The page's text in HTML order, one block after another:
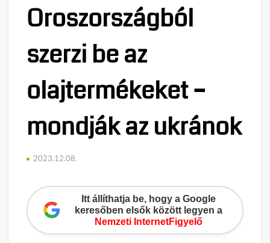
Oroszországból
szerzi be az
olajtermékeket –
mondják az ukránok
2023.12.08.
Itt állíthatja be, hogy a Google
keresőben elsők között legyen a
Nemzeti InternetFigyelő